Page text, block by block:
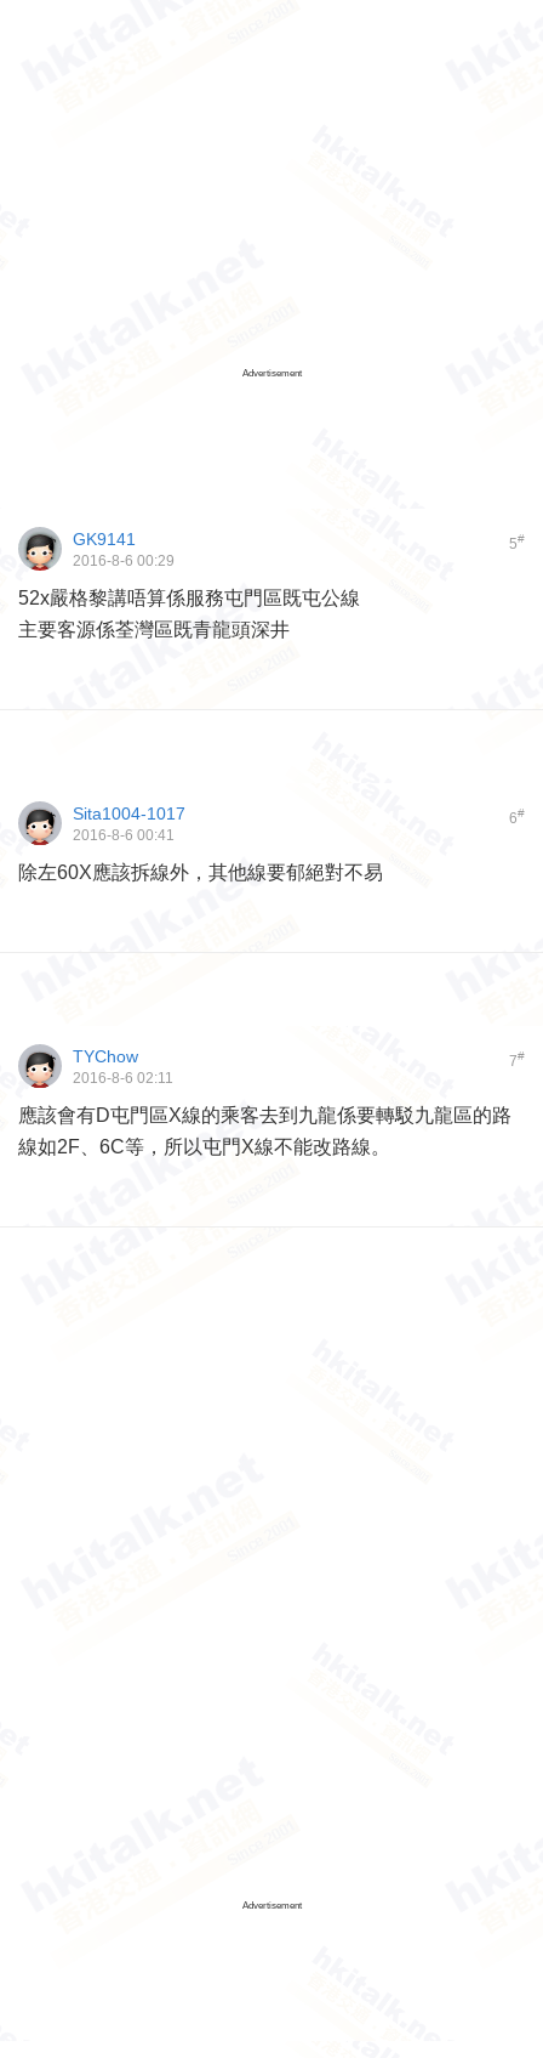
Advertisement
5#
GK9141
2016-8-6 00:29
52x嚴格黎講唔算係服務屯門區既屯公線
主要客源係荃灣區既青龍頭深井
6#
Sita1004-1017
2016-8-6 00:41
除左60X應該拆線外，其他線要郁絕對不易
7#
TYChow
2016-8-6 02:11
應該會有D屯門區X線的乘客去到九龍係要轉駁九龍區的路
線如2F、6C等，所以屯門X線不能改路線。
Advertisement